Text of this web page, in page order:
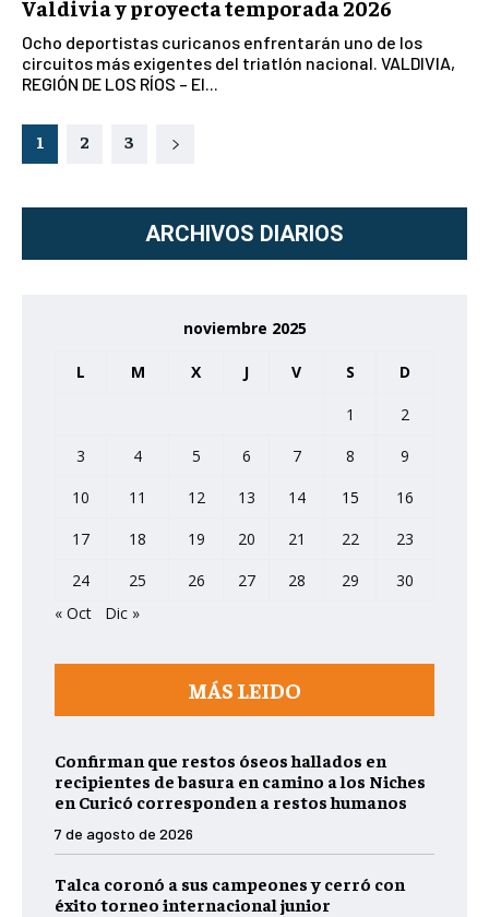
Valdivia y proyecta temporada 2026
Ocho deportistas curicanos enfrentarán uno de los
circuitos más exigentes del triatlón nacional. VALDIVIA,
REGIÓN DE LOS RÍOS – El...
1 2 3
ARCHIVOS DIARIOS
noviembre 2025
L M X J V S D
1
2
3
4 5 6 7 8
9
10
11 12 13 14 15
16
17
18 19 20 21 22
23
24
25 26 27 28 29
30
« Oct
Dic »
MÁS LEIDO
Confirman que restos óseos hallados en
recipientes de basura en camino a los Niches
en Curicó corresponden a restos humanos
7 de agosto de 2026
Talca coronó a sus campeones y cerró con
éxito torneo internacional junior